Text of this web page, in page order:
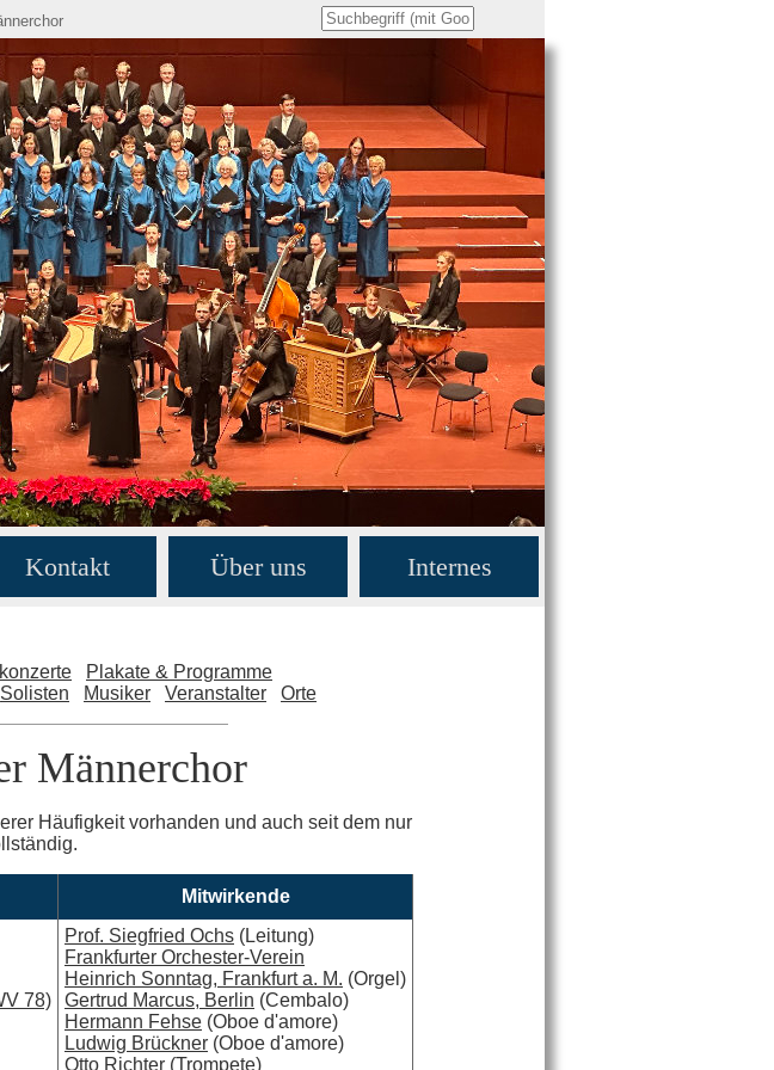
Kontakt Über uns Internes
Plakate & Programme
Solisten Musiker Veranstalter Orte
Männerchor
Häufigkeit vorhanden und auch seit dem nur
Mitwirkende
78)
Prof. Siegfried Ochs (Leitung)
Frankfurter Orchester-Verein
Heinrich Sonntag, Frankfurt a. M. (Orgel)
Gertrud Marcus, Berlin (Cembalo)
Hermann Fehse (Oboe d'amore)
Ludwig Brückner (Oboe d'amore)
Otto Richter (Trompete)